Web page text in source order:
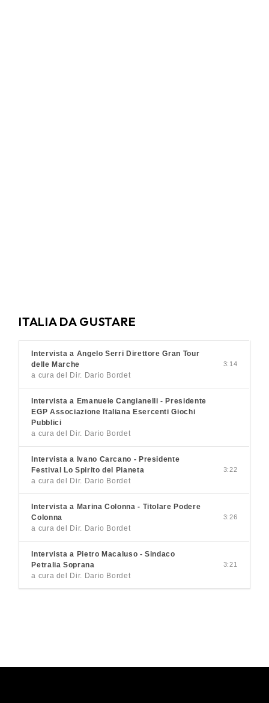
ITALIA DA GUSTARE
Intervista a Angelo Serri Direttore Gran Tour
delle Marche
a cura del Dir. Dario Bordet
3:14
Intervista a Emanuele Cangianelli - Presidente
EGP Associazione Italiana Esercenti Giochi
Pubblici
a cura del Dir. Dario Bordet
Intervista a Ivano Carcano - Presidente
Festival Lo Spirito del Pianeta
a cura del Dir. Dario Bordet
3:22
Intervista a Marina Colonna - Titolare Podere
Colonna
a cura del Dir. Dario Bordet
3:26
Intervista a Pietro Macaluso - Sindaco
Petralia Soprana
a cura del Dir. Dario Bordet
3:21